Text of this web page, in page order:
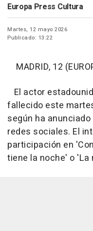
Europa Press Cultura
Martes, 12 mayo 2026
Publicado: 13:22
MADRID, 12
El actor
fallecido este
según ha
redes sociales. El
participación en
tiene la noche' o 'La